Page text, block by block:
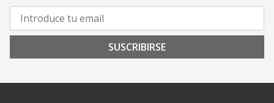
SUSCRIBIRSE